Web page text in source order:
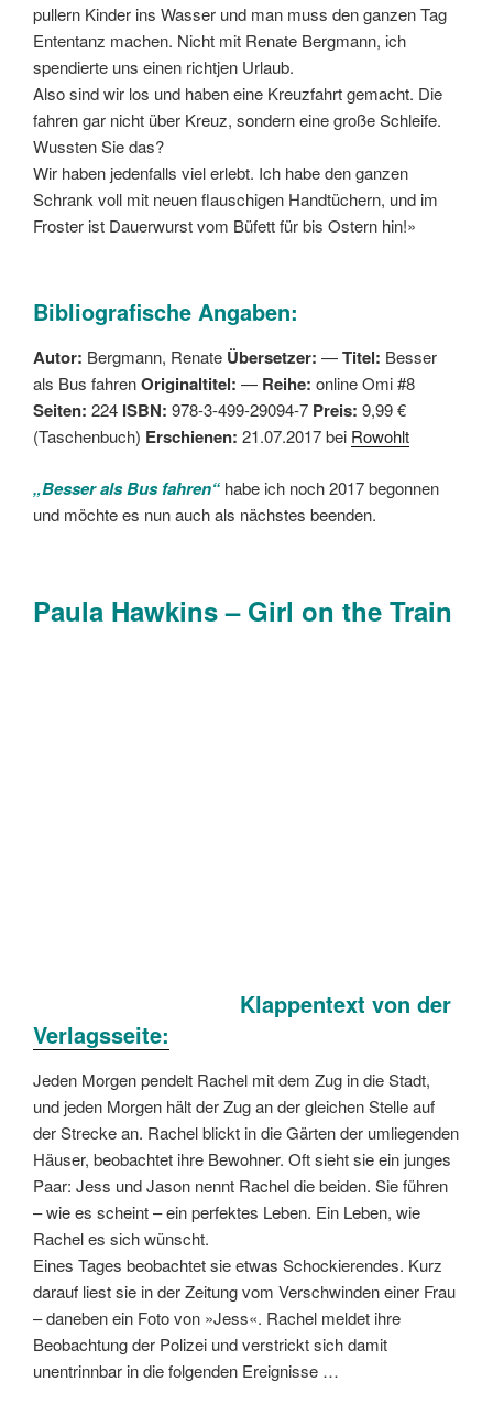
pullern Kinder ins Wasser und man muss den ganzen Tag
Ententanz machen. Nicht mit Renate Bergmann, ich
spendierte uns einen richtjen Urlaub.
Also sind wir los und haben eine Kreuzfahrt gemacht. Die
fahren gar nicht über Kreuz, sondern eine große Schleife.
Wussten Sie das?
Wir haben jedenfalls viel erlebt. Ich habe den ganzen
Schrank voll mit neuen flauschigen Handtüchern, und im
Froster ist Dauerwurst vom Büfett für bis Ostern hin!»
Bibliografische Angaben:
Autor: Bergmann, Renate Übersetzer: —Titel: Besser
als Bus fahrenOriginaltitel: — Reihe: online Omi #8
Seiten: 224 ISBN: 978-3-499-29094-7 Preis: 9,99 €
(Taschenbuch) Erschienen: 21.07.2017 bei Rowohlt
„Besser als Bus fahren“ habe ich noch 2017 begonnen
und möchte es nun auch als nächstes beenden.
Paula Hawkins – Girl on the Train
Klappentext von der
Verlagsseite:
Jeden Morgen pendelt Rachel mit dem Zug in die Stadt,
und jeden Morgen hält der Zug an der gleichen Stelle auf
der Strecke an. Rachel blickt in die Gärten der umliegenden
Häuser, beobachtet ihre Bewohner. Oft sieht sie ein junges
Paar: Jess und Jason nennt Rachel die beiden. Sie führen
– wie es scheint – ein perfektes Leben. Ein Leben, wie
Rachel es sich wünscht.
Eines Tages beobachtet sie etwas Schockierendes. Kurz
darauf liest sie in der Zeitung vom Verschwinden einer Frau
– daneben ein Foto von »Jess«. Rachel meldet ihre
Beobachtung der Polizei und verstrickt sich damit
unentrinnbar in die folgenden Ereignisse …